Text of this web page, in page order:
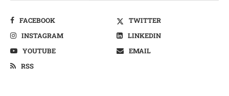
FACEBOOK
TWITTER
INSTAGRAM
LINKEDIN
YOUTUBE
EMAIL
RSS